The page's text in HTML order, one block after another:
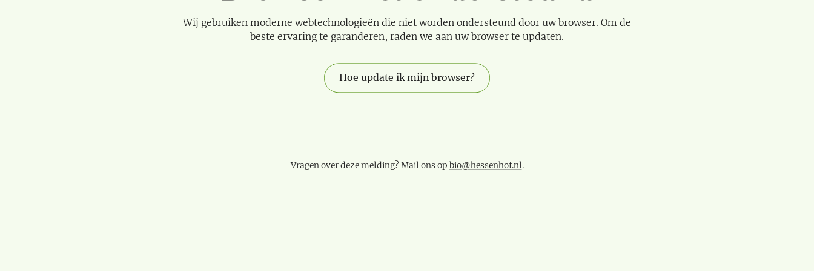
Wij gebruiken moderne webtechnologieën die niet worden ondersteund door uw browser. Om de
beste ervaring te garanderen, raden we aan uw browser te updaten.
Hoe update ik mijn browser?
Vragen over deze melding? Mail ons op bio@hessenhof.nl.